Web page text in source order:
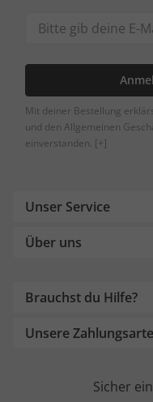
Mit deiner Bestellung
und den Allgemeinen
einverstanden. [+]
Unser Service
Über uns
Brauchst du Hilfe?
Unsere
Sicher